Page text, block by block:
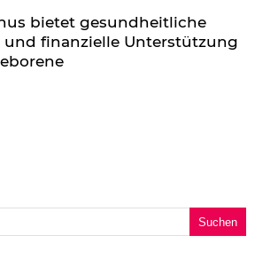
bietet gesundheitliche
und finanzielle Unterstützung